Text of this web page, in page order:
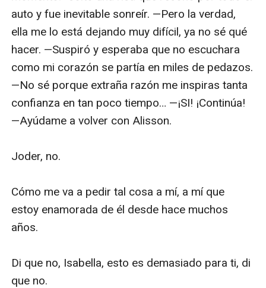
auto y fue inevitable sonreír. —Pero la verdad,
ella me lo está dejando muy difícil, ya no sé qué
hacer. —Suspiró y esperaba que no escuchara
como mi corazón se partía en miles de pedazos.
—No sé porque extraña razón me inspiras tanta
confianza en tan poco tiempo… —¡SI! ¡Continúa!
—Ayúdame a volver con Alisson.
Joder, no.
Cómo me va a pedir tal cosa a mí, a mí que
estoy enamorada de él desde hace muchos
años.
Di que no, Isabella, esto es demasiado para ti, di
que no.